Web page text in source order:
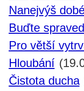
Nanejvýš
Buďte
Pro větší
Hloubání
Čistota ducha